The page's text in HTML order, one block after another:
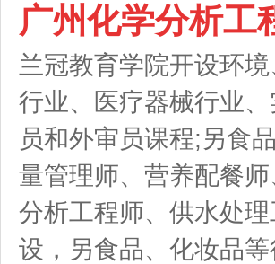
广州化学分析工
兰冠教育学院开设环
行业、医疗器械行业
员和外审员课程;另食
量管理师、营养配餐
分析工程师、供水处
设，另食品、化妆品